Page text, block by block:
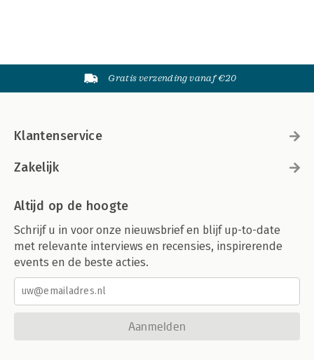
Gratis verzending vanaf €20
Klantenservice
Zakelijk
Altijd op de hoogte
Schrijf u in voor onze nieuwsbrief en blijf up-to-date
met relevante interviews en recensies, inspirerende
events en de beste acties.
Aanmelden